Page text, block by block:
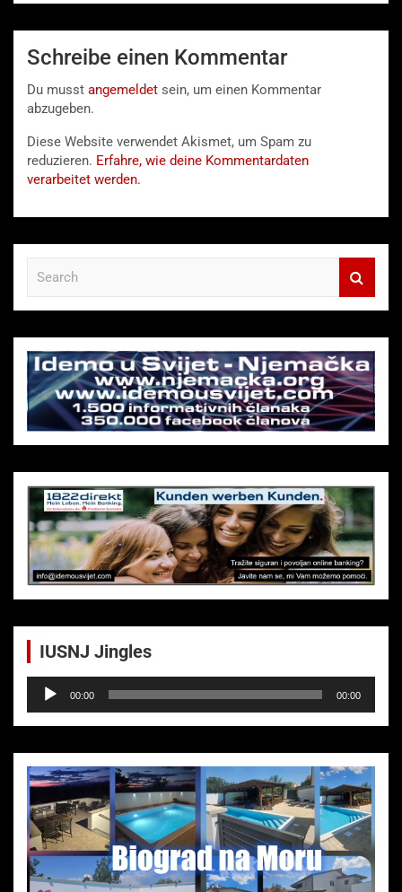
Schreibe einen Kommentar
Du musst angemeldet sein, um einen Kommentar
abzugeben.
Diese Website verwendet Akismet, um Spam zu
reduzieren. Erfahre, wie deine Kommentardaten
verarbeitet werden.
c
h
IUSNJ Jingles
Audio-
Player
00:00 00:00